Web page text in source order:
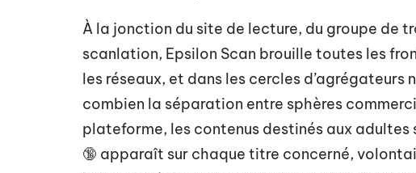
À la jonction du site de lecture, du groupe de
scanlation, Epsilon Scan brouille toutes les
les réseaux, et dans les cercles
combien la séparation entre sphères
plateforme, les contenus destinés aux
🔞 apparaît sur chaque titre concerné,